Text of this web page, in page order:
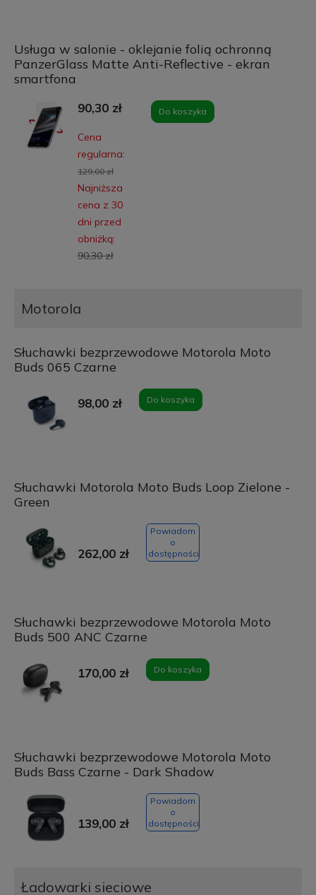
Usługa w salonie - oklejanie folią ochronną
PanzerGlass Matte Anti-Reflective - ekran
smartfona
90,30 zł
Cena
regularna:
129,00 zł
Najniższa
cena z 30
dni przed
obniżką:
90,30 zł
Do koszyka
Motorola
Słuchawki bezprzewodowe Motorola Moto
Buds 065 Czarne
98,00 zł Do koszyka
Słuchawki Motorola Moto Buds Loop Zielone -
Green
262,00 zł
Powiadom
o
dostępności
Słuchawki bezprzewodowe Motorola Moto
Buds 500 ANC Czarne
170,00 zł Do koszyka
Słuchawki bezprzewodowe Motorola Moto
Buds Bass Czarne - Dark Shadow
139,00 zł
Powiadom
o
dostępności
Ładowarki sieciowe